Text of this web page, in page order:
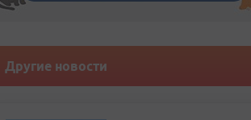
Другие новости